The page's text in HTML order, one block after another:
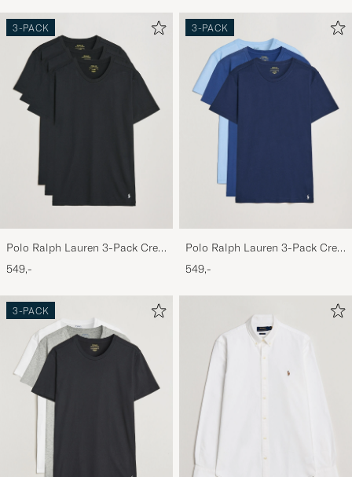
3-PACK
Polo Ralph Lauren 3-Pack Crew
Neck T-Shirt Black
549,-
3-PACK
Polo Ralph Lauren 3-Pack Crew
Neck T-Shirt Navy/Light
Navy/Elite Blue
549,-
3-PACK